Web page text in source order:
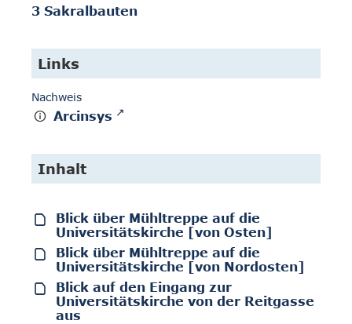
3 Sakralbauten
Links
Nachweis
Arcinsys
Inhalt
Blick über Mühltreppe auf die
Universitätskirche [von Osten]
Blick über Mühltreppe auf die
Universitätskirche [von Nordosten]
Blick auf den Eingang zur
Universitätskirche von der Reitgasse
aus